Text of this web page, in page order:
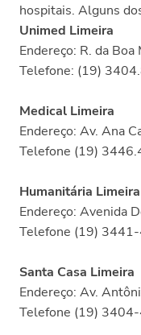
hospitais. Alguns
Unimed Limeira
Endereço: R. da
Telefone: (19)
Medical Limeira
Endereço: Av. Ana
Telefone (19)
Humanitária Limeira
Endereço: Avenida
Telefone (19)
Santa Casa Limeira
Endereço: Av.
Telefone (19)